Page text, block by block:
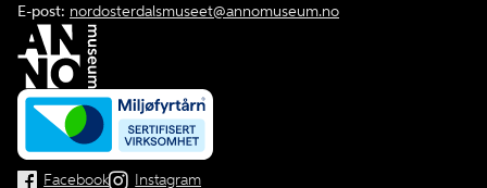
E-post: nordosterdalsmuseet@annomuseum.no
Facebook Instagram